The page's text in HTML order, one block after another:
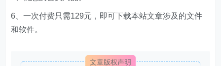
文章版权声明
1、本网站名称：
3、本网站的文章部分内容可能来源于网络，仅供大家